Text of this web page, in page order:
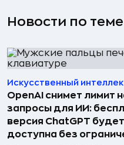
Новости по теме
Искусственный
OpenAI снимет лимит
запросы для ИИ:
версия ChatGPT будет
доступна без